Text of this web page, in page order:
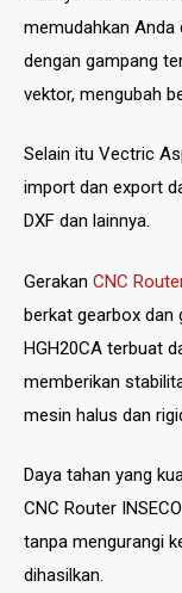
memudahkan
dengan gampang
vektor, mengubah
Selain itu Vectric
import dan export
DXF dan lainnya.
Gerakan CNC
berkat gearbox dan
HGH20CA terbuat
memberikan
mesin halus dan
Daya tahan yang
CNC Router
tanpa mengurangi
dihasilkan.